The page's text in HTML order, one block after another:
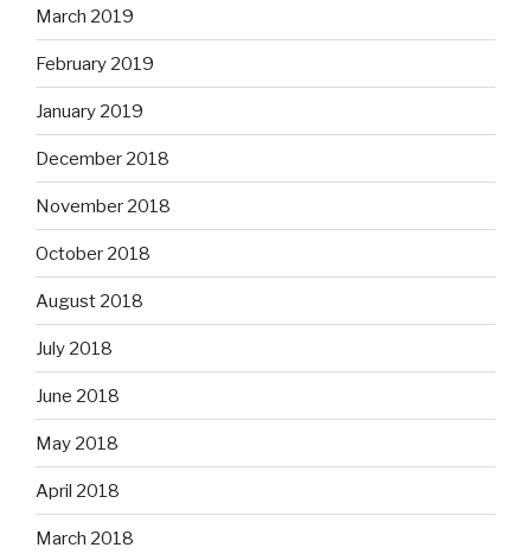
March 2019
February 2019
January 2019
December 2018
November 2018
October 2018
August 2018
July 2018
June 2018
May 2018
April 2018
March 2018